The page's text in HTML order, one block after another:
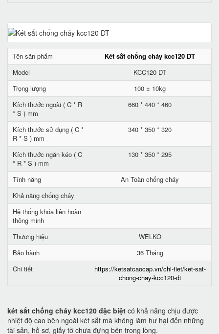
Tên sản phẩm
Két sắt chống cháy kcc120 DT
Model
KCC120 DT
Trọng lượng
100 ± 10kg
Kích thước ngoài ( C * R
* S ) mm
660 * 440 * 460
Kích thước sử dụng ( C *
R * S ) mm
340 * 350 * 320
Kích thước ngăn kéo ( C
* R * S ) mm
130 * 350 * 295
Tính năng
An Toàn chống cháy
Khả năng chống cháy
Hệ thống khóa liên hoàn
thông minh
Thương hiệu
WELKO
Bảo hành
36 Tháng
Chi tiết
https://ketsatcaocap.vn/chi-tiet/ket-sat-
chong-chay-kcc120-dt
két sắt chống cháy kcc120 đặc biệt có khả năng chịu được
nhiệt độ cao bên ngoài két sắt mà không làm hư hại đến những
tài sản, hồ sơ, giấy tờ chưa đựng bên trong lòng.